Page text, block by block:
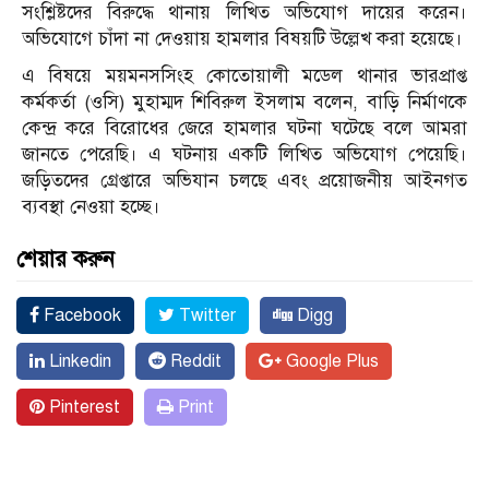
সংশ্লিষ্টদের বিরুদ্ধে থানায় লিখিত অভিযোগ দায়ের করেন।
অভিযোগে চাঁদা না দেওয়ায় হামলার বিষয়টি উল্লেখ করা হয়েছে।
এ বিষয়ে ময়মনসসিংহ কোতোয়ালী মডেল থানার ভারপ্রাপ্ত
কর্মকর্তা (ওসি) মুহাম্মদ শিবিরুল ইসলাম বলেন, বাড়ি নির্মাণকে
কেন্দ্র করে বিরোধের জেরে হামলার ঘটনা ঘটেছে বলে আমরা
জানতে পেরেছি। এ ঘটনায় একটি লিখিত অভিযোগ পেয়েছি।
জড়িতদের গ্রেপ্তারে অভিযান চলছে এবং প্রয়োজনীয় আইনগত
ব্যবস্থা নেওয়া হচ্ছে।
শেয়ার করুন
Facebook Twitter Digg
Linkedin Reddit Google Plus
Pinterest Print